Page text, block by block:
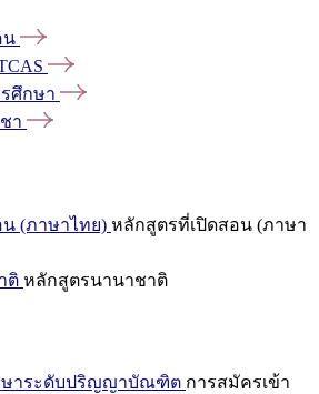
น
ศึกษา
า
(ภาษาไทย) หลักสูตรที่เปิดสอน (ภาษา
ติ หลักสูตรนานาชาติ
ษาระดับปริญญาบัณฑิต การสมัครเข้า